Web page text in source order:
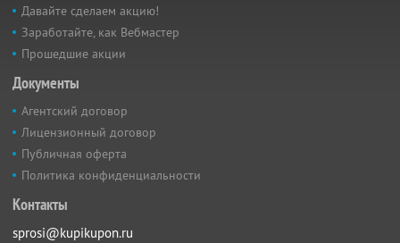
Давайте сделаем акцию!
Заработайте, как Вебмастер
Прошедшие акции
Документы
Агентский договор
Лицензионный договор
Публичная оферта
Политика конфиденциальности
Контакты
sprosi@kupikupon.ru